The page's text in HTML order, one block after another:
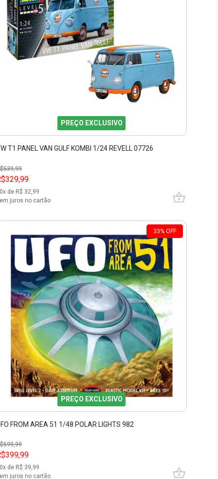
PREÇO EXCLUSIVO
T1 PANEL VAN GULF KOMBI 1/24 REVELL 07726
539,99
x de R$ 32,99
juros no cartão
33% OFF
PREÇO EXCLUSIVO
FROM AREA 51 1/48 POLAR LIGHTS 982
599,99
x de R$ 39,99
juros no cartão